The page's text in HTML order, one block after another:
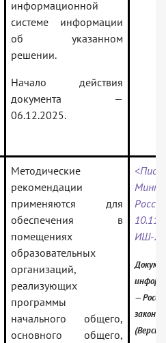
информационной
системе информации
об указанном
решении.
Начало действия
документа —
06.12.2025.
Методические
рекомендации
применяются для
обеспечения в
помещениях
образовательных
организаций,
реализующих
программы
начального общего,
основного общего,
ИШ-
—